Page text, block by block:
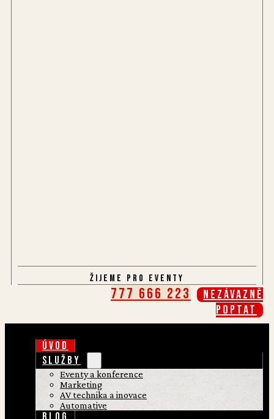
Žijeme pro eventy
777 666 223
Nezávazně
poptat
ÚVOD
SLUŽBY
Eventy a konference
Marketing
AV technika a inovace
Automative